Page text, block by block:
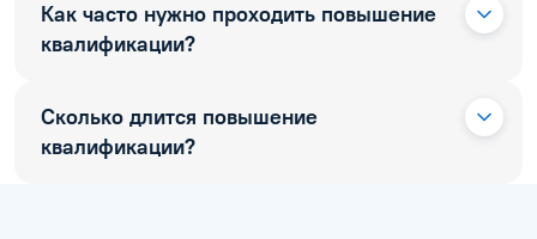
Как часто нужно проходить повышение
квалификации?
Сколько длится повышение
квалификации?